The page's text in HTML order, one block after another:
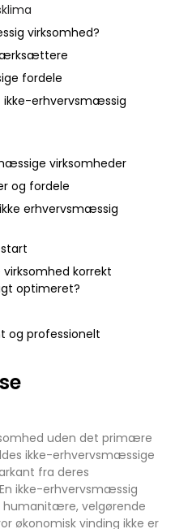
virksomhed?
fordele
ikke-erhvervsmæssig
virksomheder
og fordele
erhvervsmæssig
korrekt
optimeret?
og professionelt
uden det primære
ikke-erhvervsmæssige
fra deres
ikke-erhvervsmæssig
humanitære, velgørende
økonomisk vinding ikke er